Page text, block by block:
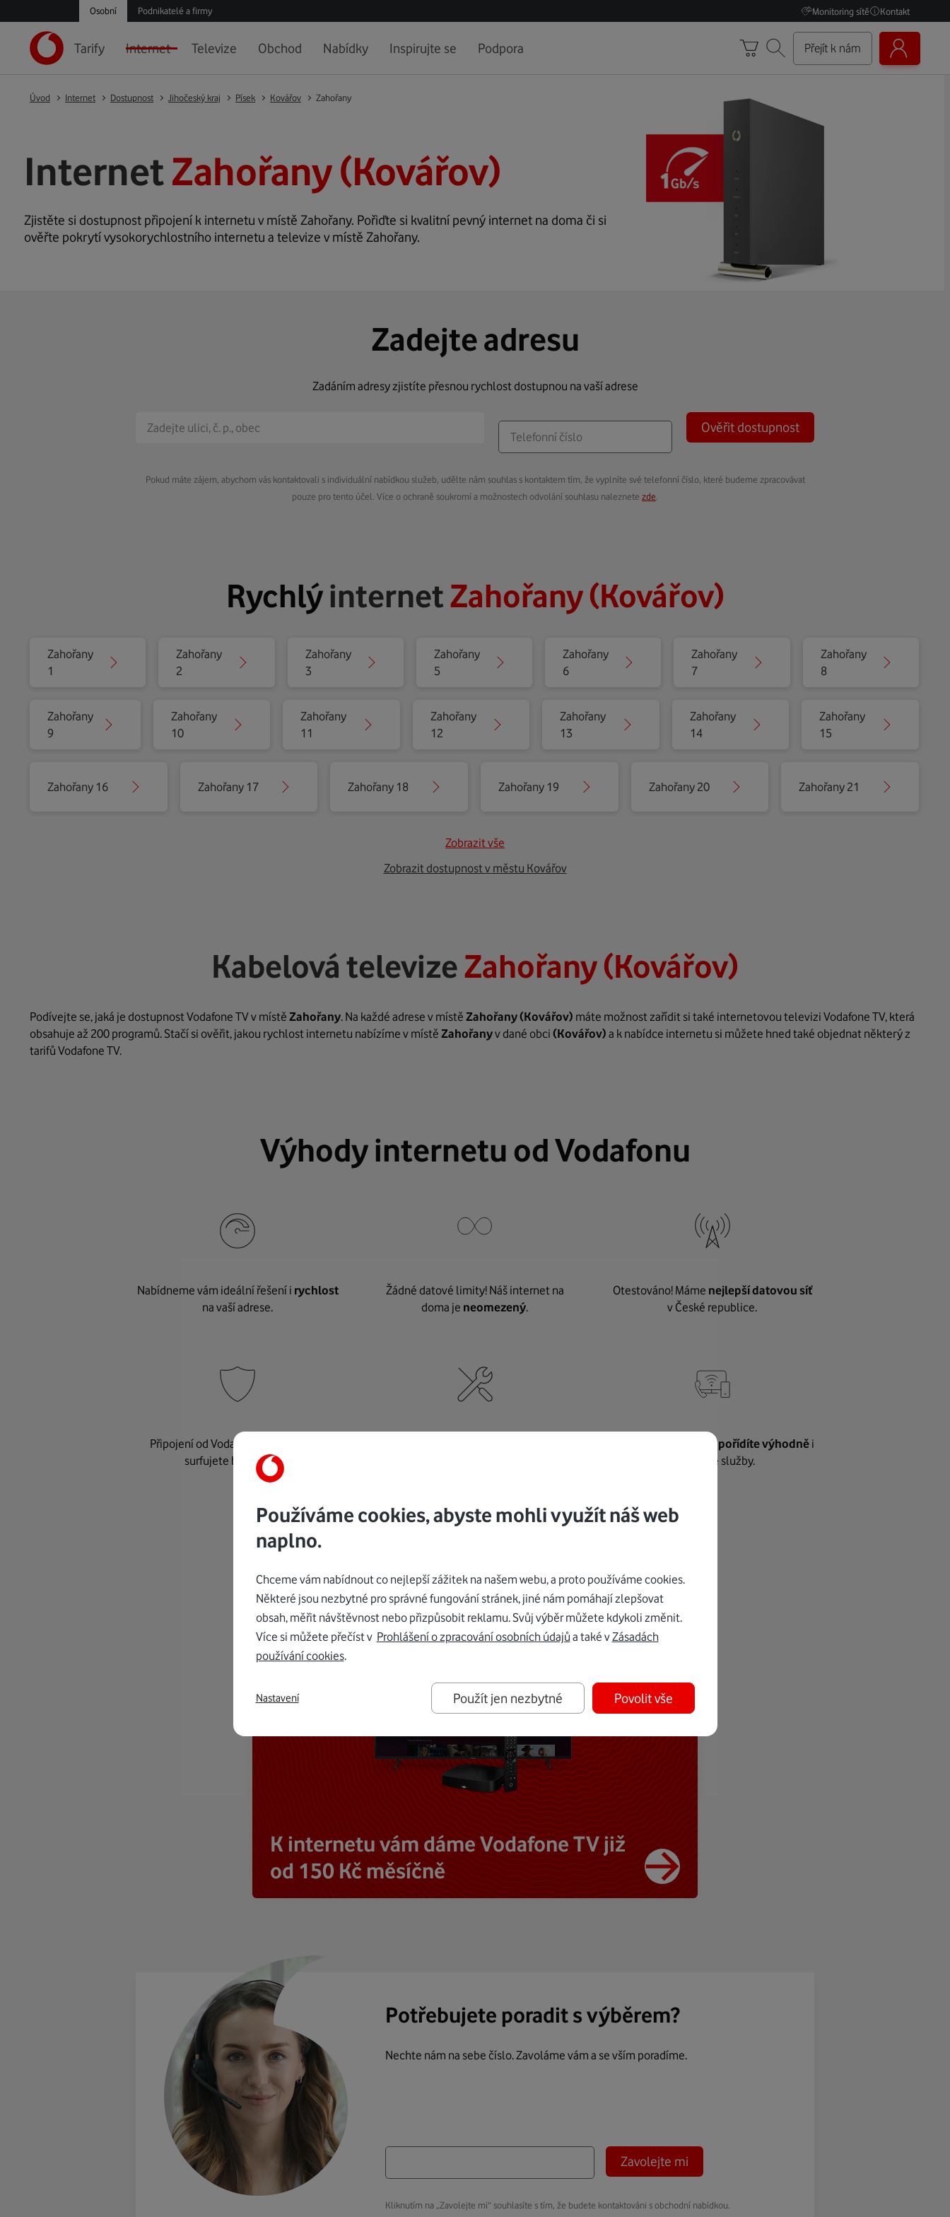
Osobní Podnikatelé a firmy Monitoring sítě Kontakt
Tarify Internet Televize Obchod Nabídky Inspirujte se Podpora Přejít k nám
Úvod Internet Dostupnost Jihočeský kraj Písek Kovářov Zahořany
InternetZahořany (Kovářov)
Zjistěte si dostupnost připojení k internetu v místě Zahořany. Pořiďte si kvalitní pevný internet na doma či si
ověřte pokrytí vysokorychlostního internetu a televize v místě Zahořany.
Zadejte adresu
Zadáním adresy zjistíte přesnou rychlost dostupnou na vaší adrese
Ověřit dostupnost
Pokud máte zájem, abychom vás kontaktovali s individuální nabídkou služeb, udělte nám souhlas s kontaktem tím, že vyplníte své telefonní číslo, které budeme zpracovávat
pouze pro tento účel. Více o ochraně soukromí a možnostech odvolání souhlasu naleznete zde
RychlýinternetZahořany (Kovářov)
Zahořany
1
Zahořany
2
Zahořany
3
Zahořany
5
Zahořany
6
Zahořany
7
Zahořany
8
Zahořany
9
Zahořany
10
Zahořany
11
Zahořany
12
Zahořany
13
Zahořany
14
Zahořany
15
Zahořany 16 Zahořany 17 Zahořany 18 Zahořany 19 Zahořany 20 Zahořany 21
Zobrazit vše
Zobrazit dostupnost v městu Kovářov
Kabelová televizeZahořany (Kovářov)
Podívejte se, jaká je dostupnost Vodafone TV v místě Zahořany. Na každé adrese v místě Zahořany(Kovářov) máte možnost zařídit si také internetovou televizi Vodafone TV, která
obsahuje až 200 programů. Stačí si ověřit, jakou rychlost internetu nabízíme v místě Zahořanyv dané obci (Kovářov) a k nabídce internetu si můžete hned také objednat některý z
tarifů Vodafone TV.
Výhody internetu od Vodafonu
Nabídneme vám ideální řešení i rychlost
na vaší adrese.
Žádné datové limity! Náš internet na
doma je neomezený.
Otestováno! Máme nejlepší datovou síť
v České republice.
Připojení od Vodafonu je
surfujete bez starostí.
K pevnému internetupořídíte výhodněi
další naše služby.
K internetu vám dáme Vodafone TV již
od 150 Kč měsíčně
Potřebujete poradit s výběrem?
Nechte nám na sebe číslo. Zavoláme vám a se vším poradíme.
Zavolejte mi
Kliknutím na „Zavolejte mi“ souhlasíte s tím, že budete kontaktováni s obchodní nabídkou.
Používáme cookies, abyste mohli využít náš web
naplno.
Chceme vám nabídnout co nejlepší zážitek na našem webu, a proto používáme cookies.
Některé jsou nezbytné pro správné fungování stránek, jiné nám pomáhají zlepšovat
obsah, měřit návštěvnost nebo přizpůsobit reklamu. Svůj výběr můžete kdykoli změnit.
Více si můžete přečíst v Prohlášení o zpracování osobních údajů a také vZásadách
používání cookies.
Použít jen nezbytné Povolit vše
Nastavení